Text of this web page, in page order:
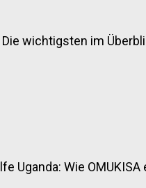
Die wichtigsten im
Uganda: Wie